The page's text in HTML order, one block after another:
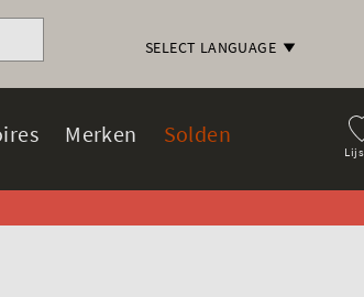
SELECT LANGUAGE
Merken Solden